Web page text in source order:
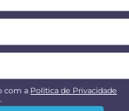
Congue felis aenean
imperdiet sit
com a Política de Privacidade